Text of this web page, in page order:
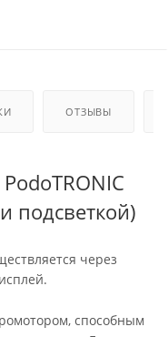
ОТЗЫВЫ
подсветкой)
через
способным